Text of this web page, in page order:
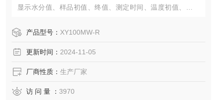
显示水分值、样品初值、终值、测定时间、温度初值、温度
棉花、纱线、布样、羊绒、蚕丝、化纤丝等样品的回潮率
产品型号： XY100MW-R
更新时间： 2024-11-05
厂商性质： 生产厂家
访 问 量 ： 3970